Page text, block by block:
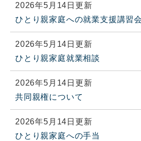
2026年5月14日更新
ひとり親家庭への就業支援講習会
2026年5月14日更新
ひとり親家庭就業相談
2026年5月14日更新
共同親権について
2026年5月14日更新
ひとり親家庭への手当